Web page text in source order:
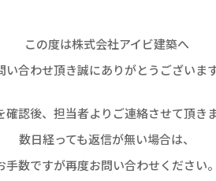
この度は株式会社アイビ建築へ
い合わせ頂き誠にありがとうございます
確認後、担当者よりご連絡させて頂きま
数日経っても返信が無い場合は、
手数ですが再度お問い合わせください。